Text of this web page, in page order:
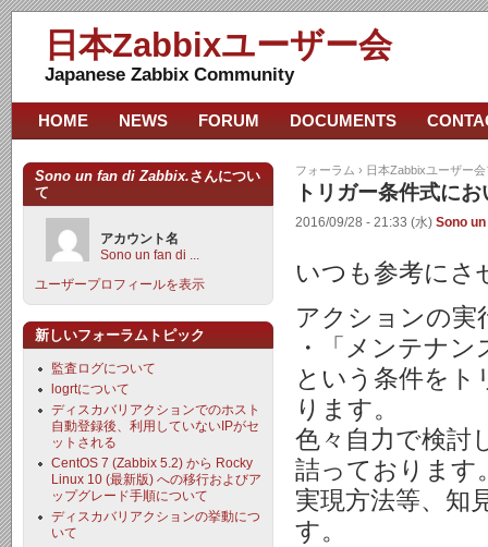
日本Zabbixユーザー会
Japanese Zabbix Community
フォーラム › 日本Zabbixユーザー
トリガー条件式に
2016/09/28 - 21:33 (水) Sono
いつも参考にさ
アクションの実
・「メンテナ
という条件をト
ります。
色々自力で検討
詰っております
実現方法等、知
す。
HOME NEWS FORUM DOCUMENTS
Sono un fan di Zabbix.さんについ
て
アカウント名
Sono un fan di ...
ユーザープロフィールを表示
新しいフォーラムトピック
監査ログについて
logrtについて
ディスカバリアクションでのホスト
自動登録後、利用していないIPがセ
ットされる
CentOS 7 (Zabbix 5.2) から Rocky
Linux 10 (最新版) への移行およびア
ップグレード手順について
ディスカバリアクションの挙動につ
いて